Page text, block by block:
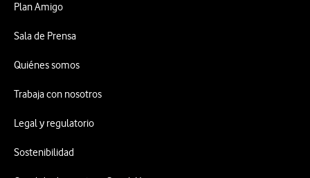
Plan Amigo
Sala de Prensa
Quiénes somos
Trabaja con nosotros
Legal y regulatorio
Sostenibilidad